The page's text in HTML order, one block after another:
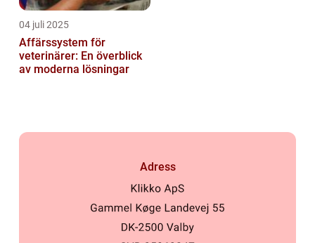
04 juli 2025
Affärssystem för
veterinärer: En överblick
av moderna lösningar
Adress